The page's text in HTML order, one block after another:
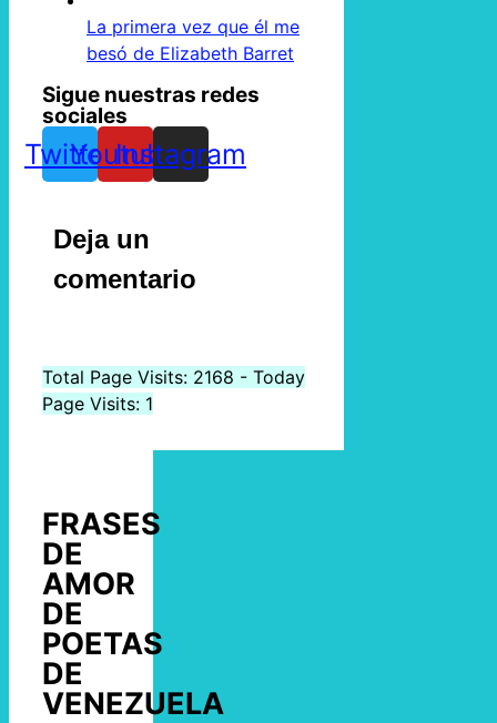
La primera vez que él me
besó de Elizabeth Barret
Sigue nuestras redes
sociales
TwitterYoutube
Instagram
Deja un
comentario
Total Page Visits: 2168 - Today
Page Visits: 1
FRASES
DE
AMOR
DE
POETAS
DE
VENEZUELA